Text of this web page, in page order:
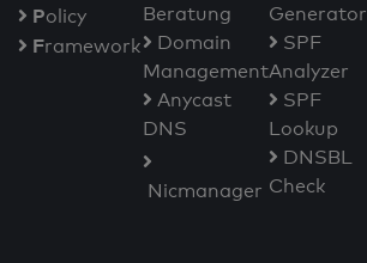
Policy
Framework
Beratung
Domain
Management
Anycast
DNS
Nicmanager
Generator
SPF
Analyzer
SPF
Lookup
DNSBL
Check